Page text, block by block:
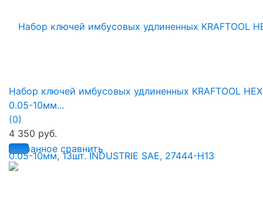
избранное сравнить
Набор ключей имбусовых удлиненных KRAFTOOL
0.05-10мм...
(0)
4 350 руб.